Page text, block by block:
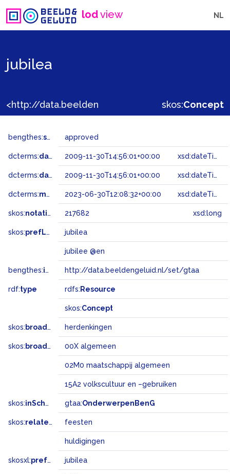
lodview NL
jubilea
skos:Concept
bengthes:status approved
dcterms:dateAccepted 2009-11-30T14:56:01+00:00 xsd:dateTime
dcterms:dateSubmitted 2009-11-30T14:56:01+00:00 xsd:dateTime
dcterms:modified 2023-06-30T12:08:32+00:00 xsd:dateTime
skos:notation 217682 xsd:long
skos:prefLabel jubilea
jubilee @en
bengthes:inSet http://data.beeldengeluid.nl/set/gtaa
rdf:type rdfs: Resource
skos:Concept
skos: broader herdenkingen
skos: broadMatch 00X algemeen
02M0 maatschappij algemeen
15A2 volkscultuur en –gebruiken
skos:inScheme gtaa:OnderwerpenBenG
skos:related feesten
huldigingen
skosxl:prefLabel jubilea